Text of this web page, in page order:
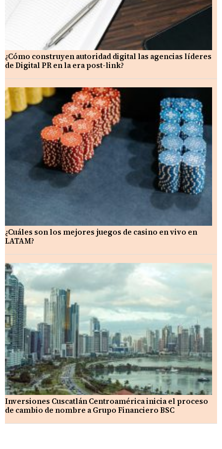
¿Cómo construyen autoridad digital las agencias líderes
de Digital PR en la era post-link?
¿Cuáles son los mejores juegos de casino en vivo en
LATAM?
Inversiones Cuscatlán Centroamérica inicia el proceso
de cambio de nombre a Grupo Financiero BSC